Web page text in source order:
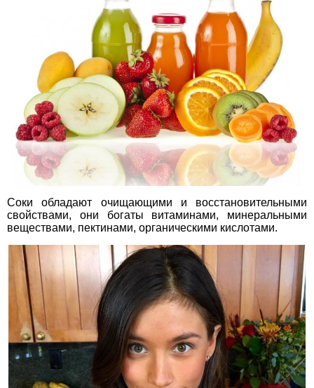
Соки обладают очищающими и восстановительными
свойствами, они богаты витаминами, минеральными
веществами, пектинами, органическими кислотами.